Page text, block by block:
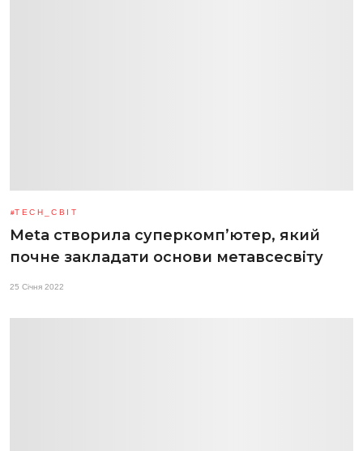
TECH_СВІТ
Meta створила суперкомп’ютер, який
почне закладати основи метавсесвіту
25 Січня 2022